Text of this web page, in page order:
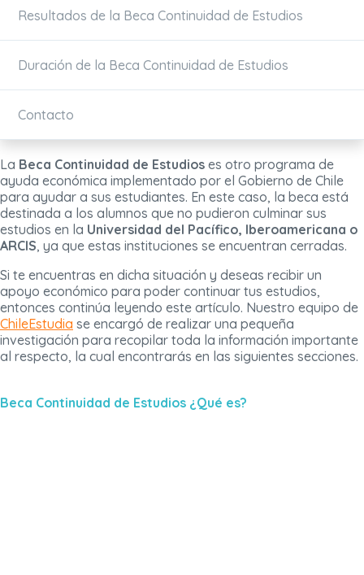
Resultados de la Beca Continuidad de Estudios
Duración de la Beca Continuidad de Estudios
Contacto
La Beca Continuidad de Estudios es otro programa de
ayuda económica implementado por el Gobierno de Chile
para ayudar a sus estudiantes. En este caso, la beca está
destinada a los alumnos que no pudieron culminar sus
estudios en la Universidad del Pacífico, Iberoamericana o
ARCIS, ya que estas instituciones se encuentran cerradas.
Si te encuentras en dicha situación y deseas recibir un
apoyo económico para poder continuar tus estudios,
entonces continúa leyendo este artículo. Nuestro equipo de
ChileEstudia se encargó de realizar una pequeña
investigación para recopilar toda la información importante
al respecto, la cual encontrarás en las siguientes secciones.
Beca Continuidad de Estudios ¿Qué es?